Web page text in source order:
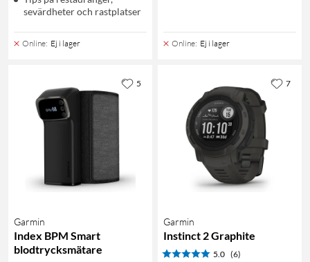
sevärdheter och rastplatser
Online: Ej i lager Online: Ej i lager
Garmin
Index BPM Smart
blodtrycksmätare
5
Garmin
Instinct 2 Graphite
5.0 (6)
7